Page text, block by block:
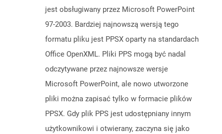
jest obsługiwany przez Microsoft PowerPoint
97-2003. Bardziej najnowszą wersją tego
formatu pliku jest PPSX oparty na standardach
Office OpenXML. Pliki PPS mogą być nadal
odczytywane przez najnowsze wersje
Microsoft PowerPoint, ale nowo utworzone
pliki można zapisać tylko w formacie plików
PPSX. Gdy plik PPS jest udostępniany innym
użytkownikowi i otwierany, zaczyna się jako